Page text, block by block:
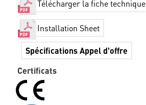
Télécharger la fiche technique
Installation Sheet
Spécifications Appel d'offre
Certificats